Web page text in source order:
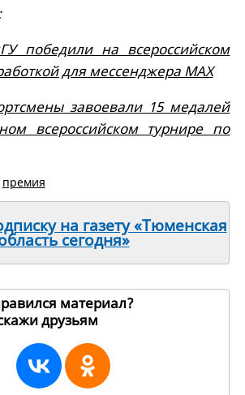
победили на всероссийском
для мессенджера МАХ
завоевали 15 медалей
всероссийском турнире по
премия
на газету «Тюменская
сегодня»
материал?
друзьям